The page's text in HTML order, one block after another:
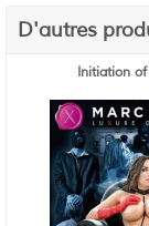
D'autres
Initiation